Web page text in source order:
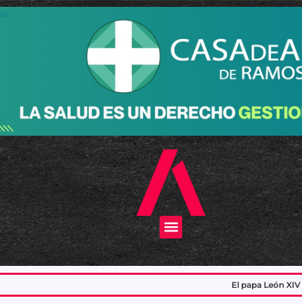
Menu
El papa León XIV visitará la Argentina en noviembre